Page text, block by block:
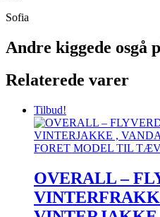
Sofia
Andre kiggede osgå
Relaterede varer
Tilbud!
OVERALL –